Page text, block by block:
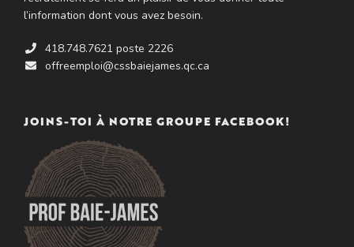
l’information dont vous avez besoin.
418.748.7621 poste 2226
offreemploi@cssbaiejames.qc.ca
JOINS-TOI À NOTRE GROUPE FACEBOOK!